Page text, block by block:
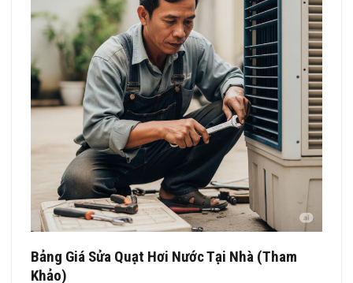
Bảng Giá Sửa Quạt Hơi Nước Tại Nhà (Tham
Khảo)